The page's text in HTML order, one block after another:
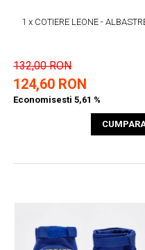
1 x COTIERE LEONE -
132,00 RON
124,60 RON
Economisesti 5,61 %